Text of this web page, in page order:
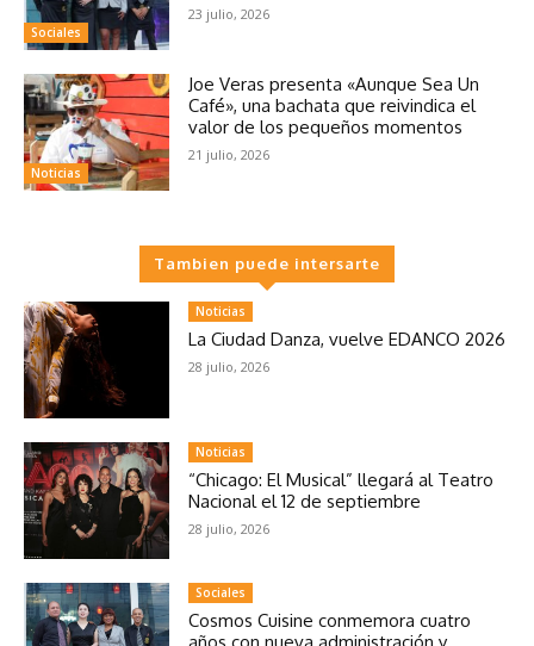
Sociales
23 julio, 2026
Noticias
Joe Veras presenta «Aunque Sea Un
Café», una bachata que reivindica el
valor de los pequeños momentos
21 julio, 2026
Tambien puede intersarte
Noticias
La Ciudad Danza, vuelve EDANCO 2026
28 julio, 2026
Noticias
“Chicago: El Musical” llegará al Teatro
Nacional el 12 de septiembre
28 julio, 2026
Sociales
Cosmos Cuisine conmemora cuatro